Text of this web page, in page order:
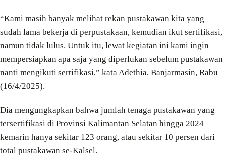
“Kami masih banyak melihat rekan pustakawan kita yang
sudah lama bekerja di perpustakaan, kemudian ikut sertifikasi,
namun tidak lulus. Untuk itu, lewat kegiatan ini kami ingin
mempersiapkan apa saja yang diperlukan sebelum pustakawan
nanti mengikuti sertifikasi,” kata Adethia, Banjarmasin, Rabu
(16/4/2025).
Dia mengungkapkan bahwa jumlah tenaga pustakawan yang
tersertifikasi di Provinsi Kalimantan Selatan hingga 2024
kemarin hanya sekitar 123 orang, atau sekitar 10 persen dari
total pustakawan se-Kalsel.